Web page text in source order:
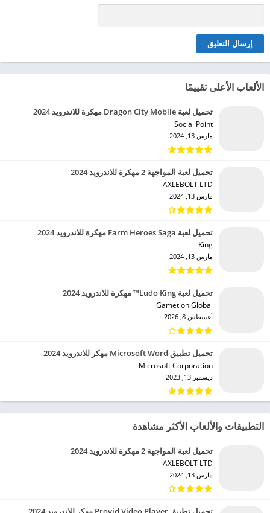
الألعاب الأعلى تقييمًا
تحميل لعبة Dragon City Mobile مهكرة للاندرويد 2024
Social Point‏
مارس 13, 2024
تحميل لعبة المواجهة 2 مهكرة للاندرويد 2024
AXLEBOLT LTD‏
مارس 13, 2024
تحميل لعبة Farm Heroes Saga مهكرة للاندرويد 2024
King‏
مارس 13, 2024
تحميل لعبة Ludo King™ مهكرة للاندرويد 2024
Gametion Global‏
أغسطس 8, 2026
تحميل تطبيق Microsoft Word مهكر للاندرويد 2024
Microsoft Corporation‏
ديسمبر 13, 2023
التطبيقات والألعاب الأكثر مشاهدة
تحميل لعبة المواجهة 2 مهكرة للاندرويد 2024
AXLEBOLT LTD‏
مارس 13, 2024